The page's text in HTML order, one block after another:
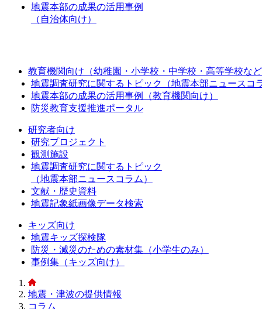
地震本部の成果の活用事例
（自治体向け）
教育機関向け（幼稚園・小学校・中学校・高等学校など
地震調査研究に関するトピック（地震本部ニュースコ
地震本部の成果の活用事例（教育機関向け）
防災教育支援推進ポータル
研究者向け
研究プロジェクト
観測施設
地震調査研究に関するトピック
（地震本部ニュースコラム）
文献・歴史資料
地震記象紙画像データ検索
キッズ向け
地震キッズ探検隊
防災・減災のための素材集（小学生のみ）
事例集（キッズ向け）
地震・津波の提供情報
コラム